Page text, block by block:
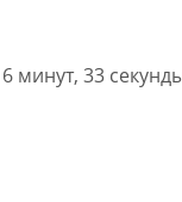
минут, 33